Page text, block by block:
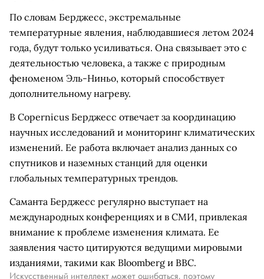
По словам Берджесс, экстремальные
температурные явления, наблюдавшиеся летом 2024
года, будут только усиливаться. Она связывает это с
деятельностью человека, а также с природным
феноменом Эль-Ниньо, который способствует
дополнительному нагреву.
В Copernicus Берджесс отвечает за координацию
научных исследований и мониторинг климатических
изменений. Ее работа включает анализ данных со
спутников и наземных станций для оценки
глобальных температурных трендов.
Саманта Берджесс регулярно выступает на
международных конференциях и в СМИ, привлекая
внимание к проблеме изменения климата. Ее
заявления часто цитируются ведущими мировыми
изданиями, такими как Bloomberg и BBC.
Искусственный интеллект может ошибаться, поэтому